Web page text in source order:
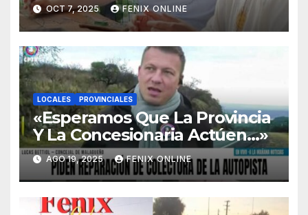
OCT 7, 2025 FENIX ONLINE
LOCALES PROVINCIALES
«Esperamos Que La Provincia
Y La Concesionaria Actúen…»
AGO 19, 2025 FENIX ONLINE